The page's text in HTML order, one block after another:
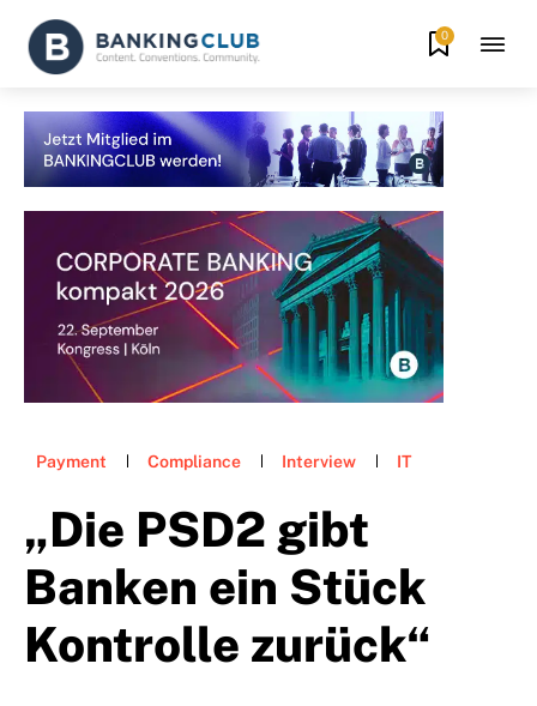
0
Payment Compliance Interview IT
„Die PSD2 gibt
Banken ein Stück
Kontrolle zurück“